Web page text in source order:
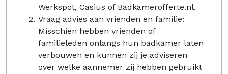
Werkspot, Casius of Badkamerofferte.nl.
Vraag advies aan vrienden en familie:
Misschien hebben vrienden of
familieleden onlangs hun badkamer laten
verbouwen en kunnen zij je adviseren
over welke aannemer zij hebben gebruikt